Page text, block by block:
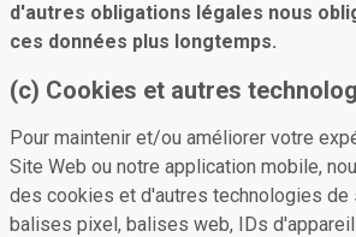
d'autres obligations légales nous
ces données plus longtemps.
(c) Cookies et autres
Pour maintenir et/ou améliorer votre
Site Web ou notre application mobile,
des cookies et d'autres technologies de
balises pixel, balises web, IDs